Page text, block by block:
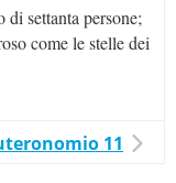
settanta persone;
come le stelle dei
11